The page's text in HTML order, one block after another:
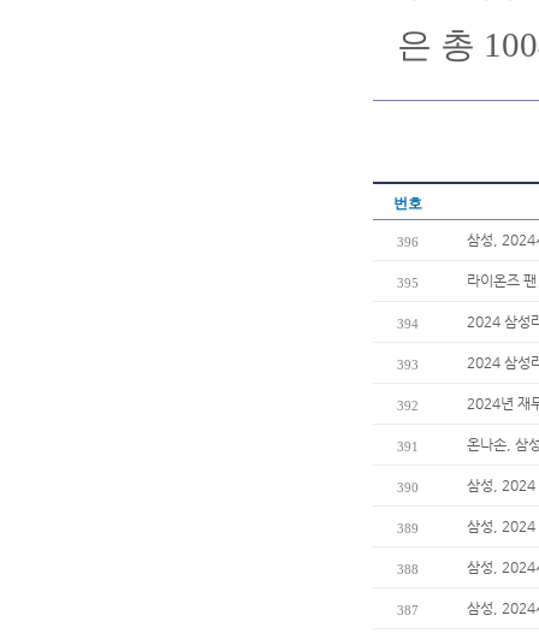
은 총
번호
396 삼성, 2024
395 라이온즈
394 2024 삼성
393 2024 삼성
392 2024년 재
391 온나손, 삼
390 삼성, 2024
389 삼성, 2024
388 삼성, 2024
387 삼성, 2024